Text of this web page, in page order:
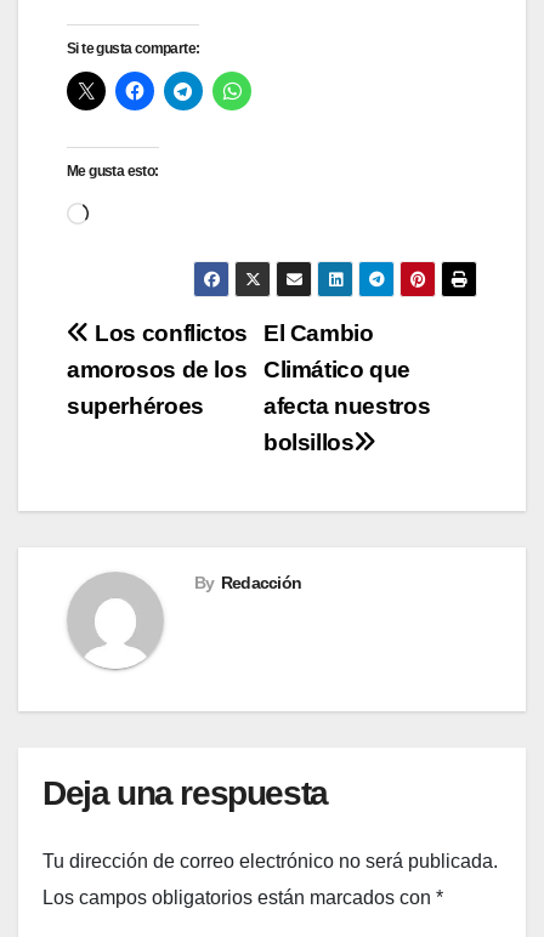
Si te gusta comparte:
Me gusta esto:
Cargando...
Navegación
de
El Cambio
Climático que
afecta nuestros
bolsillos
Los conflictos
amorosos de los
superhéroes
By Redacción
Deja una respuesta
Tu dirección de correo electrónico no será publicada.
Los campos obligatorios están marcados con *